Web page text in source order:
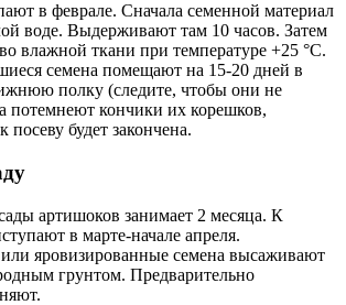
в феврале. Сначала семенной материал
воде. Выдерживают там 10 часов. Затем
влажной ткани при температуре +25 °C.
семена помещают на 15-20 дней в
полку (следите, чтобы они не
потемнеют кончики их корешков,
посеву будет закончена.
артишоков занимает 2 месяца. К
в марте-начале апреля.
яровизированные семена высаживают
грунтом. Предварительно